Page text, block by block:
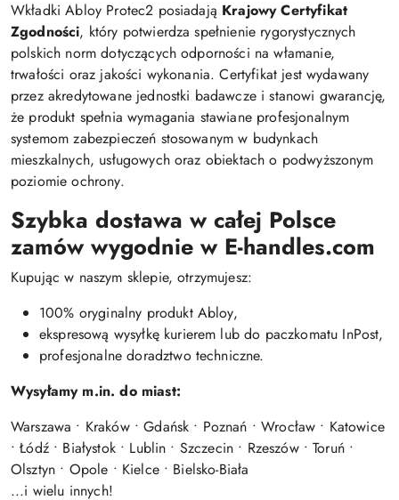
Wkładki Abloy Protec2 posiadają Krajowy Certyfikat
Zgodności, który potwierdza spełnienie rygorystycznych
polskich norm dotyczących odporności na włamanie,
trwałości oraz jakości wykonania. Certyfikat jest wydawany
przez akredytowane jednostki badawcze i stanowi gwarancję,
że produkt spełnia wymagania stawiane profesjonalnym
systemom zabezpieczeń stosowanym w budynkach
mieszkalnych, usługowych oraz obiektach o podwyższonym
poziomie ochrony.
Szybka dostawa w całej Polsce
zamów wygodnie w E-handles.com
Kupując w naszym sklepie, otrzymujesz:
100% oryginalny produkt Abloy,
ekspresową wysyłkę kurierem lub do paczkomatu InPost,
profesjonalne doradztwo techniczne.
Wysyłamy m.in. do miast:
Warszawa • Kraków • Gdańsk • Poznań • Wrocław • Katowice
• Łódź • Białystok • Lublin • Szczecin • Rzeszów • Toruń •
Olsztyn • Opole • Kielce • Bielsko-Biała
...i wielu innych!